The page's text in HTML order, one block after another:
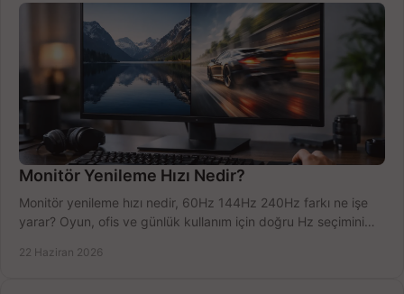
Monitör Yenileme Hızı Nedir?
Monitör yenileme hızı nedir, 60Hz 144Hz 240Hz farkı ne işe
yarar? Oyun, ofis ve günlük kullanım için doğru Hz seçimini
22 Haziran 2026